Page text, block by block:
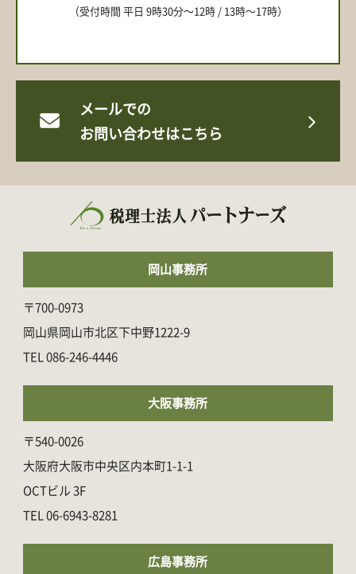
（受付時間 平日 9時30分〜12時 / 13時〜17時）
メールでの
お問い合わせはこちら
岡山事務所
〒700-0973
岡山県岡山市北区下中野1222-9
086-246-4446
大阪事務所
〒540-0026
大阪府大阪市中央区内本町1-1-1
OCTビル 3F
06-6943-8281
広島事務所